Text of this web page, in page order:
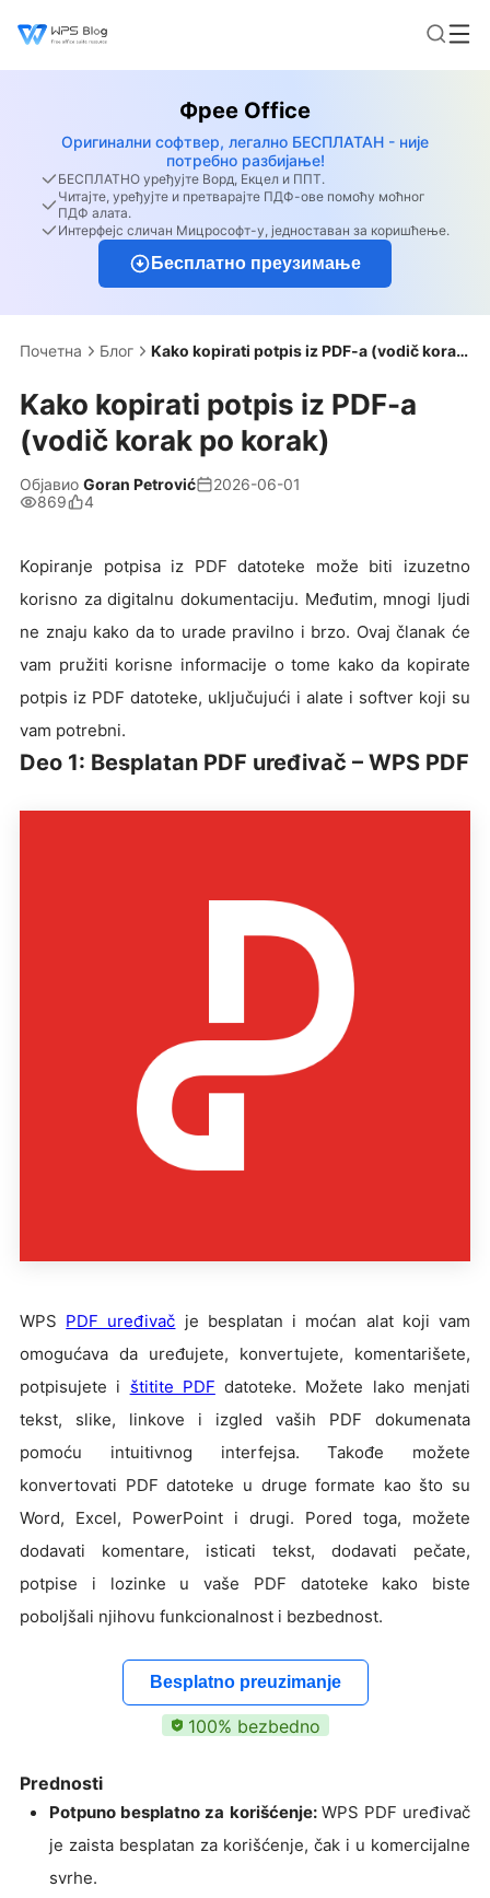
Фрее Office
Оригинални софтвер, легално БЕСПЛАТАН - није
потребно разбијање!
БЕСПЛАТНО уређујте Ворд, Екцел и ППТ.
Читајте, уређујте и претварајте ПДФ-ове помоћу моћног
ПДФ алата.
Интерфејс сличан Мицрософт-у, једноставан за коришћење.
Бесплатно преузимање
Почетна Блог Kako kopirati potpis iz PDF-a (vodič korak po korak)
Kako kopirati potpis iz PDF-a
(vodič korak po korak)
Објавио Goran Petrović
2026-06-01
869
4
Kopiranje potpisa iz PDF datoteke može biti izuzetno
korisno za digitalnu dokumentaciju. Međutim, mnogi ljudi
ne znaju kako da to urade pravilno i brzo. Ovaj članak će
vam pružiti korisne informacije o tome kako da kopirate
potpis iz PDF datoteke, uključujući i alate i softver koji su
vam potrebni.
Deo 1: Besplatan PDF uređivač – WPS PDF
WPS PDF uređivač je besplatan i moćan alat koji vam
omogućava da uređujete, konvertujete, komentarišete,
potpisujete i štitite PDF datoteke. Možete lako menjati
tekst, slike, linkove i izgled vaših PDF dokumenata
pomoću intuitivnog interfejsa. Takođe možete
konvertovati PDF datoteke u druge formate kao što su
Word, Excel, PowerPoint i drugi. Pored toga, možete
dodavati komentare, isticati tekst, dodavati pečate,
potpise i lozinke u vaše PDF datoteke kako biste
poboljšali njihovu funkcionalnost i bezbednost.
Besplatno preuzimanje
100% bezbedno
Prednosti
Potpuno besplatno za korišćenje: WPS PDF uređivač
je zaista besplatan za korišćenje, čak i u komercijalne
svrhe.